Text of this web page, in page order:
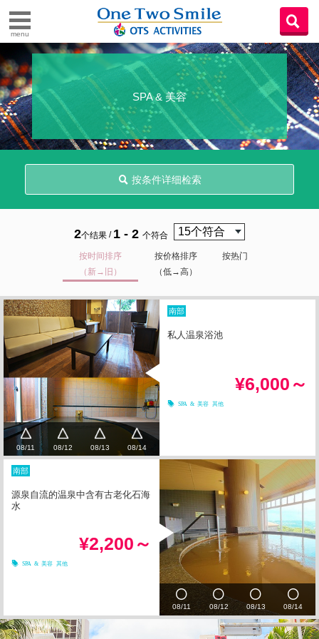
menu
SPA & 美容
按条件详细检索
2个结果 / 1 - 2 个符合
按时间排序
（新→旧）
按价格排序
（低→高）
按热门
08/11 08/12 08/13 08/14
南部
私人温泉浴池
¥6,000～
SPA & 美容 其他
08/11 08/12 08/13 08/14
南部
源泉自流的温泉中含有古老化石海
水
¥2,200～
SPA & 美容 其他